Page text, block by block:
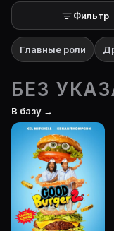
Фильтр
Главные роли
БЕЗ
В базу →